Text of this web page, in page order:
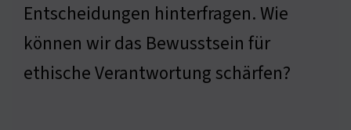
Entscheidungen hinterfragen. Wie
können wir das Bewusstsein für
ethische Verantwortung schärfen?